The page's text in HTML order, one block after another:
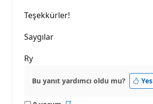
Teşekkürler!
Saygılar
Ry
Bu yanıt yardımcı oldu mu? Yes